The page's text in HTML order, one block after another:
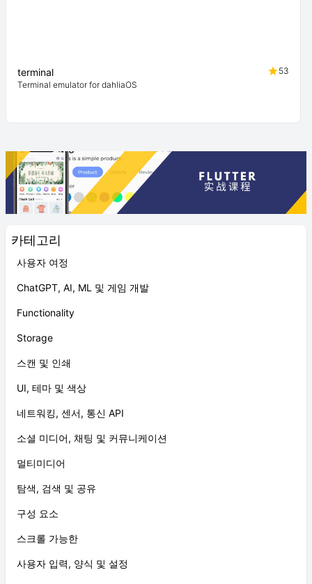
카테고리
사용자 여정
ChatGPT, AI, ML 및 게임 개발
Functionality
Storage
스캔 및 인쇄
UI, 테마 및 색상
네트워킹, 센서, 통신 API
소셜 미디어, 채팅 및 커뮤니케이션
멀티미디어
탐색, 검색 및 공유
구성 요소
스크롤 가능한
사용자 입력, 양식 및 설정
terminal
53
Terminal emulator for dahliaOS